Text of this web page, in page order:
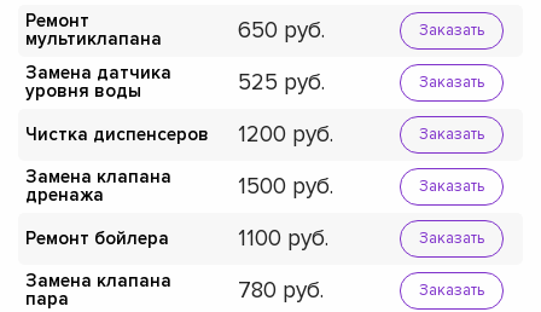
Ремонт
мультиклапана
650 Заказать
Замена датчика
уровня воды
525 Заказать
Чистка диспенсеров 1200 Заказать
Замена клапана
дренажа
1500 Заказать
Ремонт бойлера 1100 Заказать
Замена клапана
пара
780 Заказать